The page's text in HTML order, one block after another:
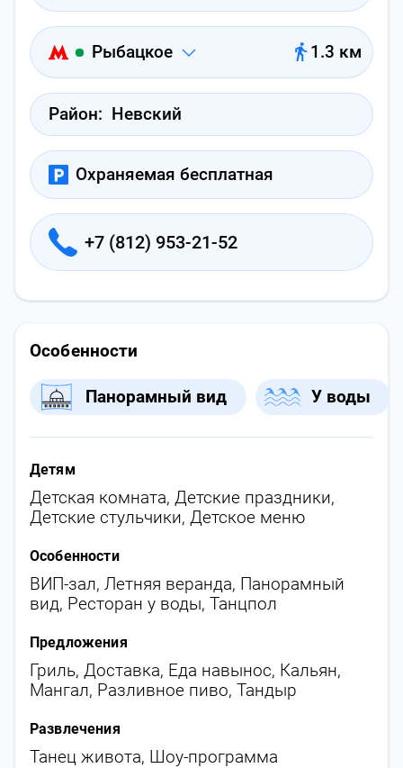
Рыбацкое 1.3 км
Район: Невский
Охраняемая бесплатная
+7 (812) 953-21-52
Особенности
Панорамный вид У воды
Детям
Детская комната, Детские праздники,
Детские стульчики, Детское меню
Особенности
ВИП-зал, Летняя веранда, Панорамный
вид, Ресторан у воды, Танцпол
Предложения
Гриль, Доставка, Еда навынос, Кальян,
Мангал, Разливное пиво, Тандыр
Развлечения
Танец живота, Шоу-программа